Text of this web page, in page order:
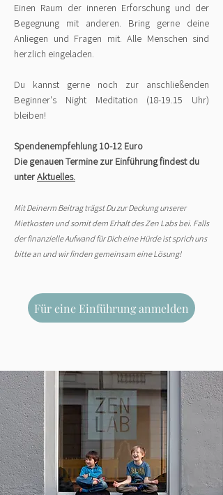
Einen Raum der inneren Erforschung und der
Begegnung mit anderen. Bring gerne deine
Anliegen und Fragen mit. Alle Menschen sind
herzlich eingeladen.
Du kannst gerne noch zur anschließenden
Beginner's Night Meditation (18-19.15 Uhr)
bleiben!
Spendenempfehlung 10-12 Euro
Die genauen Termine zur Einführung findest du
unterAktuelles.
Mit Deinerm Beitrag trägst Du zur Deckung unserer
Mietkosten und somit dem Erhalt des Zen Labs bei. Falls
der finanzielle Aufwand für Dich eine Hürde ist sprich uns
bitte an und wir finden gemeinsam eine Lösung!
Für eine Einführung anmelden